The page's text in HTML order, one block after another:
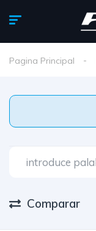
Pagina Principal
Comparar